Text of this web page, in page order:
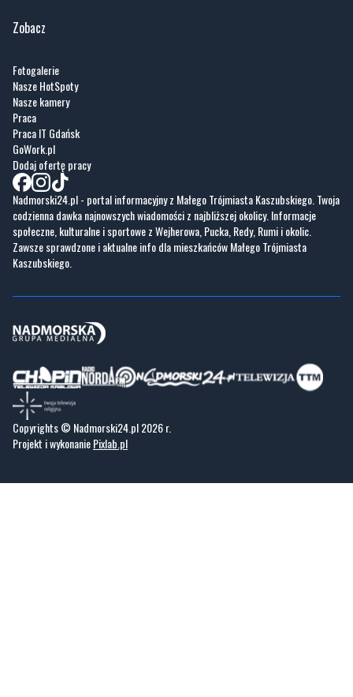
Zobacz
Fotogalerie
Nasze HotSpoty
Nasze kamery
Praca
Praca IT Gdańsk
GoWork.pl
Dodaj ofertę pracy
Nadmorski24.pl - portal informacyjny z Małego Trójmiasta Kaszubskiego. Twoja
codzienna dawka najnowszych wiadomości z najbliższej okolicy. Informacje
społeczne, kulturalne i sportowe z Wejherowa, Pucka, Redy, Rumi i okolic.
Zawsze sprawdzone i aktualne info dla mieszkańców Małego Trójmiasta
Kaszubskiego.
Copyrights © Nadmorski24.pl 2026 r.
Projekt i wykonaniePixlab.pl